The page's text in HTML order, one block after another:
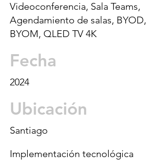
Videoconferencia, Sala Teams,
Agendamiento de salas, BYOD,
BYOM, QLED TV 4K
Fecha
2024
Ubicación
Santiago
Implementación tecnológica